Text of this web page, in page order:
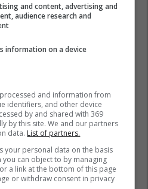
and content, advertising and
audience research and
information on a device
and information from
identifiers, and other device
by and shared with 369
by this site. We and our partners
data. List of partners.
your personal data on the basis
can object to by managing
a link at the bottom of this page
or withdraw consent in privacy